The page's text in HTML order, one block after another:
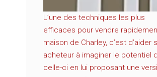
L’une des techniques les plus
efficaces pour vendre
maison de Charley, c’est d’aider
acheteur à imaginer le potentiel
celle-ci en lui proposant une